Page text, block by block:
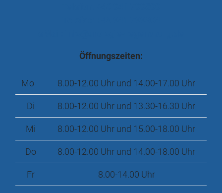
Öffnungszeiten:
Mo 8.00-12.00 Uhr und 14.00-17.00 Uhr
Di 8.00-12.00 Uhr und 13.30-16.30 Uhr
Mi 8.00-12.00 Uhr und 15.00-18.00 Uhr
Do 8.00-12.00 Uhr und 14.00-18.00 Uhr
Fr 8.00-14.00 Uhr